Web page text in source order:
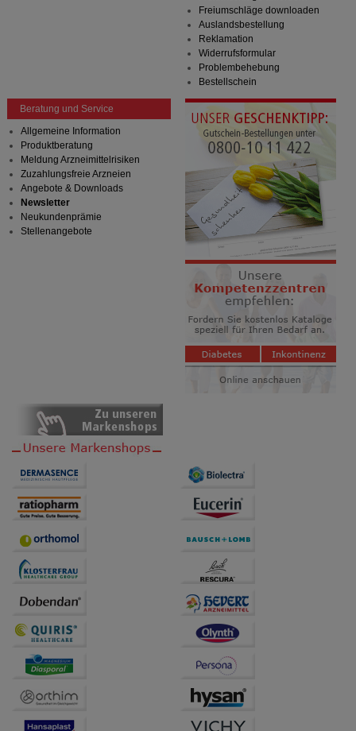
Freiumschläge downloaden
Auslandsbestellung
Reklamation
Widerrufsformular
Problembehebung
Bestellschein
Beratung und Service
Allgemeine Information
Produktberatung
Meldung Arzneimittelrisiken
Zuzahlungsfreie Arzneien
Angebote & Downloads
Newsletter
Neukundenprämie
Stellenangebote